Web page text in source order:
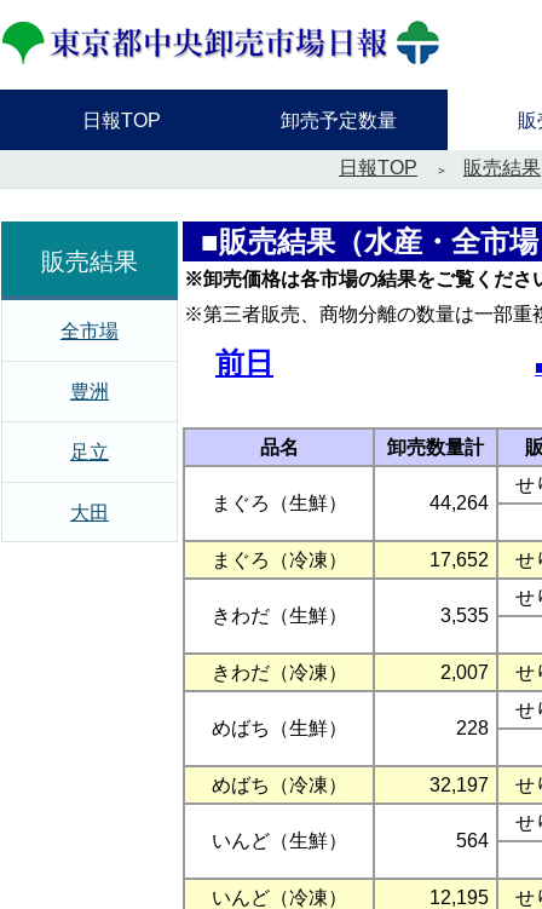
日報TOP 卸売予定数量 販
日報TOP 販売結果
■販売結果（水産・全市
※卸売価格は各市場の結果をご覧くださ
※第三者販売、商物分離の数量は一部重
前日
品名 卸売数量計
まぐろ（生鮮） 44,264
せ
まぐろ（冷凍） 17,652 せ
きわだ（生鮮） 3,535
せ
きわだ（冷凍） 2,007 せ
めばち（生鮮） 228
せ
めばち（冷凍） 32,197 せ
いんど（生鮮） 564
せ
いんど（冷凍） 12,195
せ
販売結果
全市場
豊洲
足立
大田